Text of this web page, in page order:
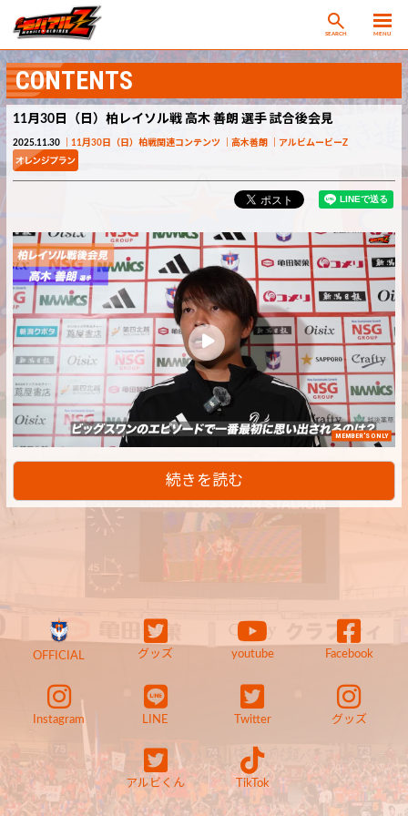
SEARCH MENU
CONTENTS
11月30日（日）柏レイソル戦 高木 善朗 選手 試合後会見
2025.11.30 11月30日（日）柏戦関連コンテンツ 高木善朗 アルビムービーZ
MEMBER'S ONLY
続きを読む
OFFICIAL グッズ youtube Facebook
Instagram LINE Twitter グッズ
アルビくん TikTok